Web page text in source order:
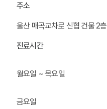
주소
울산 매곡교차로 신협 건물 2층
진료시간
월요일 ~ 목요일
금요일